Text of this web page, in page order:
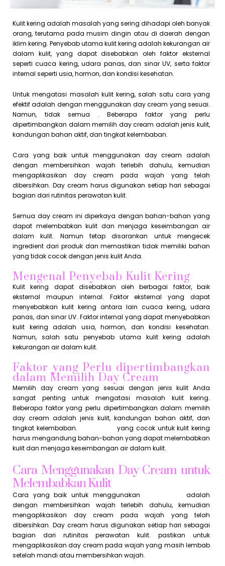
Kulit kering adalah masalah yang sering dihadapi oleh banyak
orang, terutama pada musim dingin atau di daerah dengan
iklim kering. Penyebab utama kulit kering adalah kekurangan air
dalam kulit, yang dapat disebabkan oleh faktor eksternal
seperti cuaca kering, udara panas, dan sinar UV, serta faktor
internal seperti usia, hormon, dan kondisi kesehatan.
Untuk mengatasi masalah kulit kering, salah satu cara yang
efektif adalah dengan menggunakan day cream yang sesuai.
Namun, tidak semua . Beberapa faktor yang perlu
dipertimbangkan dalam memilih day cream adalah jenis kulit,
kandungan bahan aktif, dan tingkat kelembaban.
Cara yang baik untuk menggunakan day cream adalah
dengan membersihkan wajah terlebih dahulu, kemudian
mengaplikasikan day cream pada wajah yang telah
dibersihkan. Day cream harus digunakan setiap hari sebagai
bagian dari rutinitas perawatan kulit.
Semua day cream ini diperkaya dengan bahan-bahan yang
dapat melembabkan kulit dan menjaga keseimbangan air
dalam kulit. Namun tetap disarankan untuk mengecek
ingredient dari produk dan memastikan tidak memiliki bahan
yang tidak cocok dengan jenis kulit Anda.
Mengenal Penyebab Kulit Kering
Kulit kering dapat disebabkan oleh berbagai faktor, baik
eksternal maupun internal. Faktor eksternal yang dapat
menyebabkan kulit kering antara lain cuaca kering, udara
panas, dan sinar UV. Faktor internal yang dapat menyebabkan
kulit kering adalah usia, hormon, dan kondisi kesehatan.
Namun, salah satu penyebab utama kulit kering adalah
kekurangan air dalam kulit.
Faktor yang Perlu dipertimbangkan
dalam Memilih Day Cream
Memilih day cream yang sesuai dengan jenis kulit Anda
sangat penting untuk mengatasi masalah kulit kering.
Beberapa faktor yang perlu dipertimbangkan dalam memilih
day cream adalah jenis kulit, kandungan bahan aktif, dan
tingkat kelembaban.
yang cocok untuk kulit kering
harus mengandung bahan-bahan yang dapat melembabkan
kulit dan menjaga keseimbangan air dalam kulit.
Cara Menggunakan Day Cream untuk
Melembabkan Kulit
Cara yang baik untuk menggunakan
adalah
dengan membersihkan wajah terlebih dahulu, kemudian
mengaplikasikan day cream pada wajah yang telah
dibersihkan. Day cream harus digunakan setiap hari sebagai
bagian dari rutinitas perawatan kulit. pastikan untuk
mengaplikasikan day cream pada wajah yang masih lembab
setelah mandi atau membersihkan wajah.